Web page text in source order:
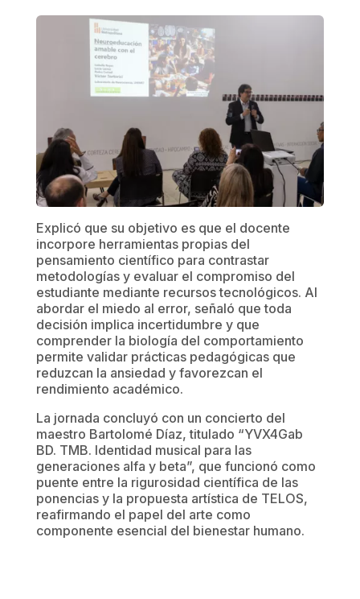
Explicó que su objetivo es que el docente
incorpore herramientas propias del
pensamiento científico para contrastar
metodologías y evaluar el compromiso del
estudiante mediante recursos tecnológicos. Al
abordar el miedo al error, señaló que toda
decisión implica incertidumbre y que
comprender la biología del comportamiento
permite validar prácticas pedagógicas que
reduzcan la ansiedad y favorezcan el
rendimiento académico.
La jornada concluyó con un concierto del
maestro Bartolomé Díaz, titulado “YVX4Gab
BD. TMB. Identidad musical para las
generaciones alfa y beta”, que funcionó como
puente entre la rigurosidad científica de las
ponencias y la propuesta artística de TELOS,
reafirmando el papel del arte como
componente esencial del bienestar humano.